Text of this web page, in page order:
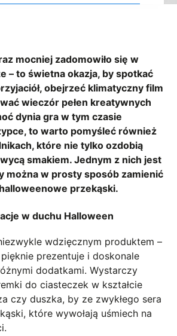
mocniej zadomowiło się w
– to świetna okazja, by spotkać
obejrzeć klimatyczny film
wieczór pełen kreatywnych
dynia gra w tym czasie
to warto pomyśleć również
które nie tylko ozdobią
smakiem. Jednym z nich jest
można w prosty sposób zamienić
przekąski.
w duchu Halloween
wdzięcznym produktem –
prezentuje i doskonale
dodatkami. Wystarczy
do ciasteczek w kształcie
czy duszka, by ze zwykłego sera
które wywołają uśmiech na